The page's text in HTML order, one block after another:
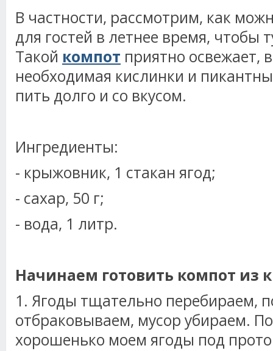
В частности, рассмотрим, как
для гостей в летнее время, чтобы
Такой компот приятно освежает,
необходимая кислинки и
пить долго и со вкусом.
Ингредиенты:
- крыжовник, 1 стакан ягод;
- сахар, 50 г;
- вода, 1 литр.
Начинаем готовить компот из
1. Ягоды тщательно перебираем,
отбраковываем, мусор убираем.
хорошенько моем ягоды под